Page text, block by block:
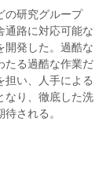
の研究グループ
通路に対応可能な
開発した。過酷な
たる過酷な作業だ
担い、人手による
なり、徹底した洗
される。